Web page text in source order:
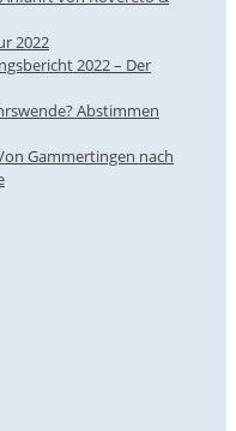
2022
2022 – Der
Abstimmen
Gammertingen nach